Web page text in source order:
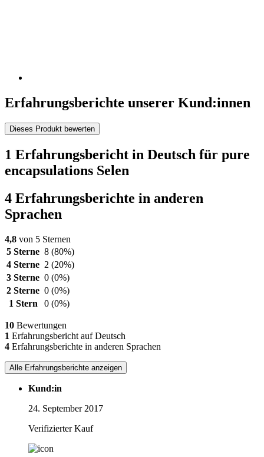
Erfahrungsberichte unserer Kund:innen
Dieses Produkt bewerten
1 Erfahrungsbericht in Deutsch für pure
encapsulations Selen
4 Erfahrungsberichte in anderen
Sprachen
4,8 von 5 Sternen
5 Sterne 8 (80%)
4 Sterne 2 (20%)
3 Sterne 0 (0%)
2 Sterne 0 (0%)
1 Stern
0 (0%)
10 Bewertungen
1 Erfahrungsbericht auf Deutsch
4 Erfahrungsberichte in anderen Sprachen
Alle Erfahrungsberichte anzeigen
Kund:in
24. September 2017
Verifizierter Kauf